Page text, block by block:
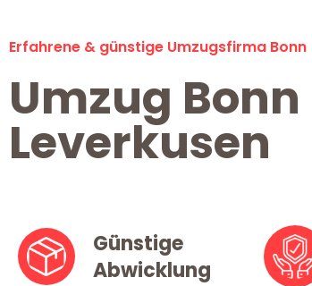
Erfahrene & günstige Umzugsfirma Bonn
Umzug Bonn
Leverkusen
Günstige
Abwicklung